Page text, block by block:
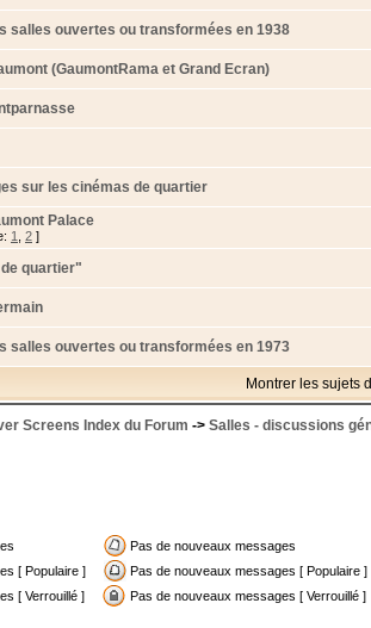
salles ouvertes ou transformées en 1938
(GaumontRama et Grand Ecran)
sur les cinémas de quartier
Palace
1 2 ]
quartier"
salles ouvertes ou transformées en 1973
Montrer les sujets
Screens Index du Forum -> Salles - discussions
Pas de nouveaux messages
[ Populaire ]
Pas de nouveaux messages [ Populaire ]
[ Verrouillé ]
Pas de nouveaux messages [ Verrouillé ]